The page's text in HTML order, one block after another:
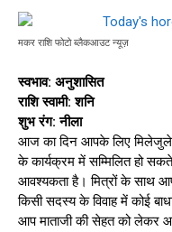
मकर राशि फोटो ब्लैकआउट न्यूज़
स्वभाव: अनुशासित
राशि स्वामी: शनि
शुभ रंग: नीला
आज का दिन आपके लिए मिलेजुले
के कार्यक्रम में सम्मिलित हो
आवश्यकता है। मित्रों के साथ
किसी सदस्य के विवाह में कोई
आप माताजी की सेहत को लेकर